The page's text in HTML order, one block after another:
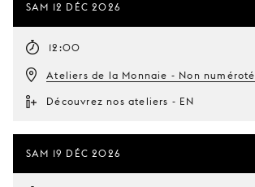
SAM 12 DÉC 2026
12:00
Ateliers de la Monnaie - Non numéroté
Découvrez nos ateliers - EN
SAM 19 DÉC 2026